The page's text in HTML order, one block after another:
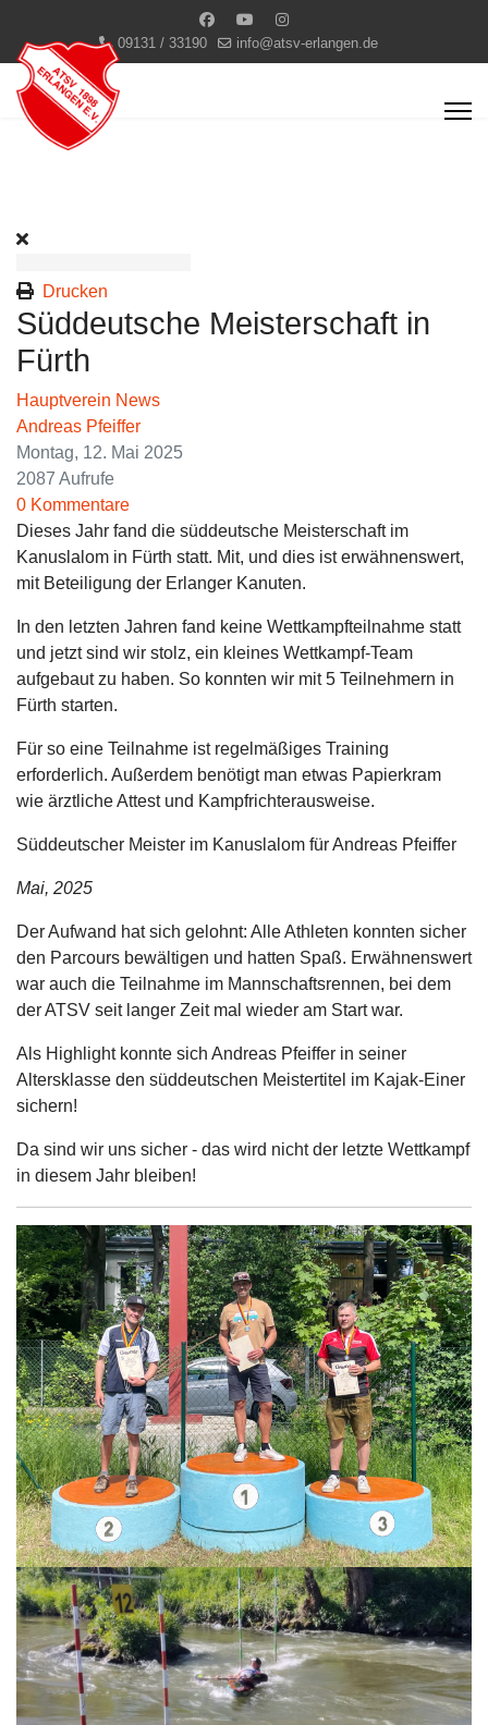
09131 / 33190 info@atsv-erlangen.de
Drucken
Süddeutsche Meisterschaft in
Fürth
Hauptverein News
Andreas Pfeiffer
Montag, 12. Mai 2025
2087 Aufrufe
0 Kommentare
Dieses Jahr fand die süddeutsche Meisterschaft im
Kanuslalom in Fürth statt. Mit, und dies ist erwähnenswert,
mit Beteiligung der Erlanger Kanuten.
In den letzten Jahren fand keine Wettkampfteilnahme statt
und jetzt sind wir stolz, ein kleines Wettkampf-Team
aufgebaut zu haben. So konnten wir mit 5 Teilnehmern in
Fürth starten.
Für so eine Teilnahme ist regelmäßiges Training
erforderlich. Außerdem benötigt man etwas Papierkram
wie ärztliche Attest und Kampfrichterausweise.
Süddeutscher Meister im Kanuslalom für Andreas Pfeiffer
Mai, 2025
Der Aufwand hat sich gelohnt: Alle Athleten konnten sicher
den Parcours bewältigen und hatten Spaß. Erwähnenswert
war auch die Teilnahme im Mannschaftsrennen, bei dem
der ATSV seit langer Zeit mal wieder am Start war.
Als Highlight konnte sich Andreas Pfeiffer in seiner
Altersklasse den süddeutschen Meistertitel im Kajak-Einer
sichern!
Da sind wir uns sicher - das wird nicht der letzte Wettkampf
in diesem Jahr bleiben!